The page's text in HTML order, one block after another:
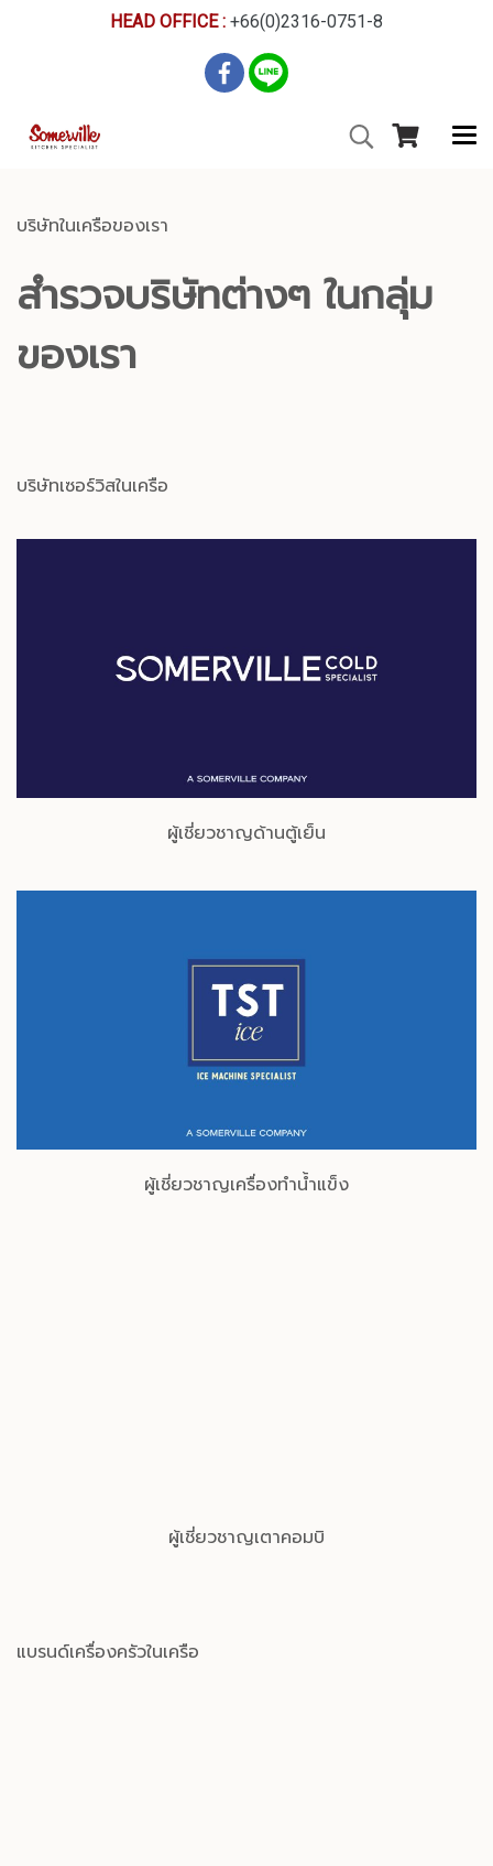
HEAD OFFICE : +66(0)2316-0751-8
บริษัทในเครือของเรา
สำรวจบริษัทต่างๆ ในกลุ่ม
ของเรา
บริษัทเซอร์วิสในเครือ
ผู้เชี่ยวชาญด้านตู้เย็น
ผู้เชี่ยวชาญเครื่องทำน้ำแข็ง
ผู้เชี่ยวชาญเตาคอมบิ
แบรนด์เครื่องครัวในเครือ